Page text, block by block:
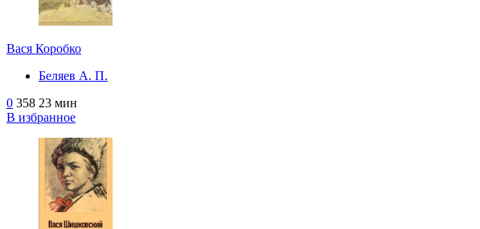
Вася Коробко
Беляев А. П.
0 358 23 мин
В избранное